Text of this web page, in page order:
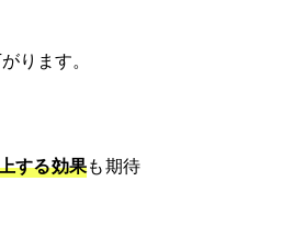
ります。
する効果も期待